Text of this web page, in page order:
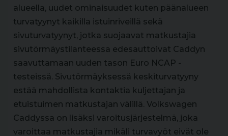
alueella, uudet ominaisuudet kuten päänalueen
turvatyynyt kaikilla istuinriveillä sekä
sivuturvatyynyt, jotka suojaavat matkustajia
sivutörmäystilanteessa edesauttoivat Caddyn
saavuttamaan uuden tason Euro NCAP -
testeissä. Sivutörmäyksessä keskiturvatyyny
estää mahdollista kontaktia kuljettajan ja
etuistuimen matkustajan välillä. Volkswagen
Caddyssa on lisäksi varoitusjärjestelmä, joka
varoittaa matkustajia mikäli turvavyöt eivät ole